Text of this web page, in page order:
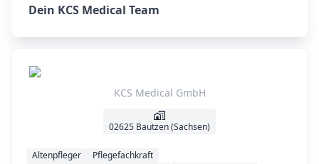
Dein KCS Medical Team
KCS Medical GmbH
02625 Bautzen (Sachsen)
Altenpfleger
Pflegefachkraft